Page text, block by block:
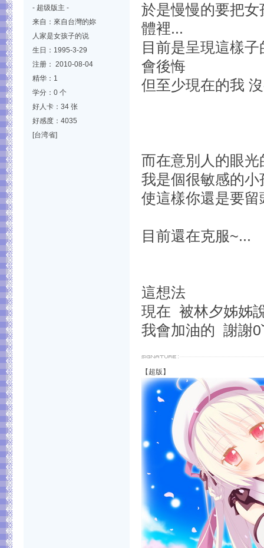
- 超级版主 -
来自：來自台灣的妳
人家是女孩子的说
生日：1995-3-29
注册： 2010-08-04
精华：1
学分：0 个
好人卡：34 张
好感度：4035
[台湾省]
於是慢慢的要把
體裡...
目前是呈現這樣
會後悔
但至少現在的我
而在意別人的眼
我是個很敏感的
使這樣你還是要留
目前還在克服~...
這想法
現在 被林夕姊姊
我會加油的 謝謝
【超版】